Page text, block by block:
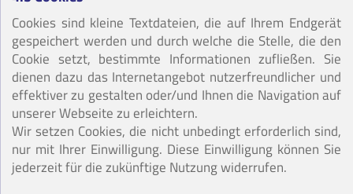
Cookies sind kleine Textdateien, die auf Ihrem Endgerät
gespeichert werden und durch welche die Stelle, die den
Cookie setzt, bestimmte Informationen zufließen. Sie
dienen dazu das Internetangebot nutzerfreundlicher und
effektiver zu gestalten oder/und Ihnen die Navigation auf
unserer Webseite zu erleichtern.
Wir setzen Cookies, die nicht unbedingt erforderlich sind,
nur mit Ihrer Einwilligung. Diese Einwilligung können Sie
jederzeit für die zukünftige Nutzung widerrufen.